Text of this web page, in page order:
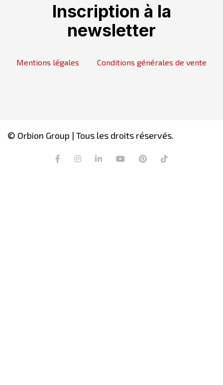
Inscription à la
newsletter
Mentions légales Conditions générales de vente
© Orbion Group | Tous les droits réservés.